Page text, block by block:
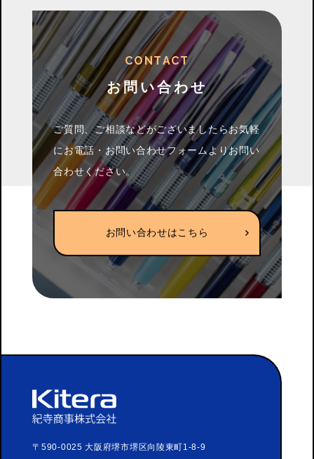
CONTACT
お問い合わせ
ご質問、ご相談などがございましたらお気軽
にお電話・お問い合わせフォームよりお問い
合わせください。
お問い合わせはこちら
〒590-0025 大阪府堺市堺区向陵東町1-8-9